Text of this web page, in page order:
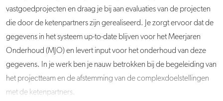
vastgoedprojecten en draag je bij aan evaluaties van de projecten
die door de ketenpartners zijn gerealiseerd. Je zorgt ervoor dat de
gegevens in het systeem up-to-date blijven voor het Meerjaren
Onderhoud (MJO) en levert input voor het onderhoud van deze
gegevens. In je werk ben je nauw betrokken bij de begeleiding van
het projectteam en de afstemming van de complexdoelstellingen
met de ketenpartners.